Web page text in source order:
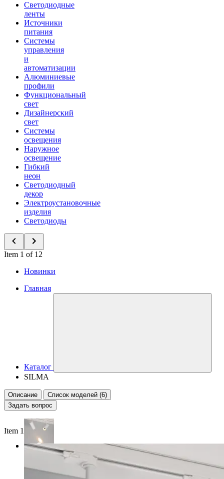
Светодиодные
ленты
Источники
питания
Системы
управления
и
автоматизации
Алюминиевые
профили
Функциональный
свет
Дизайнерский
свет
Системы
освещения
Наружное
освещение
Гибкий
неон
Светодиодный
декор
Электроустановочные
изделия
Светодиоды
Item 1 of 12
Новинки
Главная
Каталог
SILMA
Описание
Список моделей (6)
Задать вопрос
Item 1 of 2